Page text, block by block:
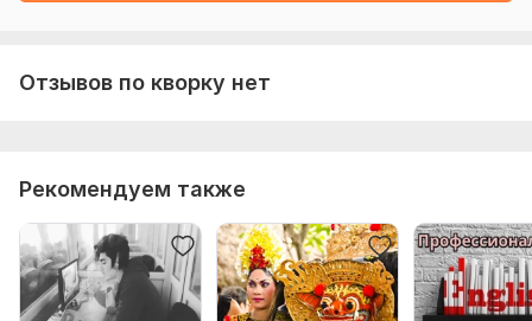
Отзывов по кворку нет
Рекомендуем также